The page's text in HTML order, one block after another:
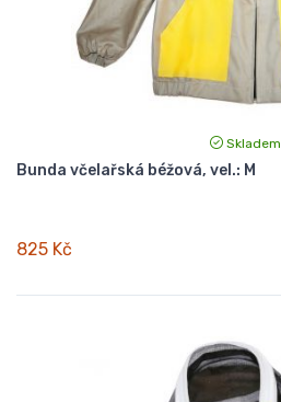
Skladem
Bunda včelařská béžová, vel.: M
825 Kč